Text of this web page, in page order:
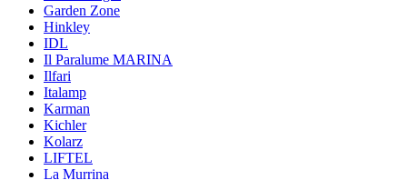
Garden Zone
Hinkley
IDL
Il Paralume MARINA
Ilfari
Italamp
Karman
Kichler
Kolarz
LIFTEL
La Murrina